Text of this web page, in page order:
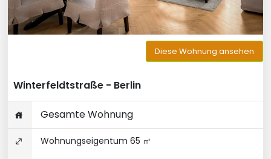
Diese Wohnung ansehen
Winterfeldtstraße - Berlin
Gesamte Wohnung
Wohnungseigentum 65 ㎡